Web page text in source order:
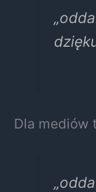
Dla mediów